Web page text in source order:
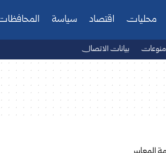
محليات اقتصاد سياسة
منوعات بيانات الاتصال